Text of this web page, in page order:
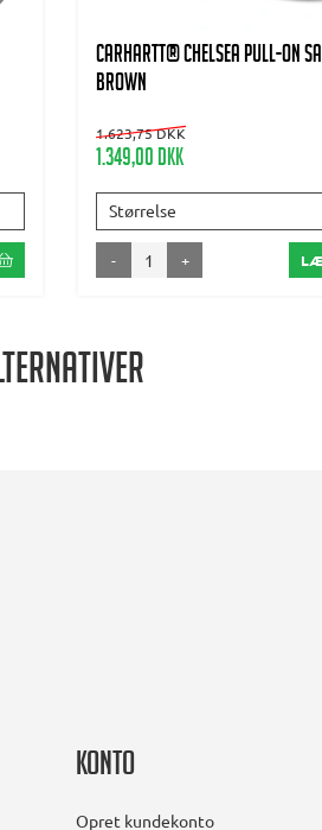
CARHARTT® CHELSEA PULL-ON
BROWN
1.623,75 DKK
1.349,00 DKK
Størrelse
- +
Konto
Opret kundekonto